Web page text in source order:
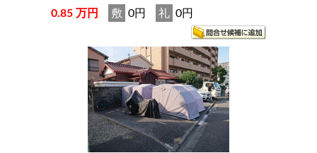
0.85 万円 敷 0円 礼 0円